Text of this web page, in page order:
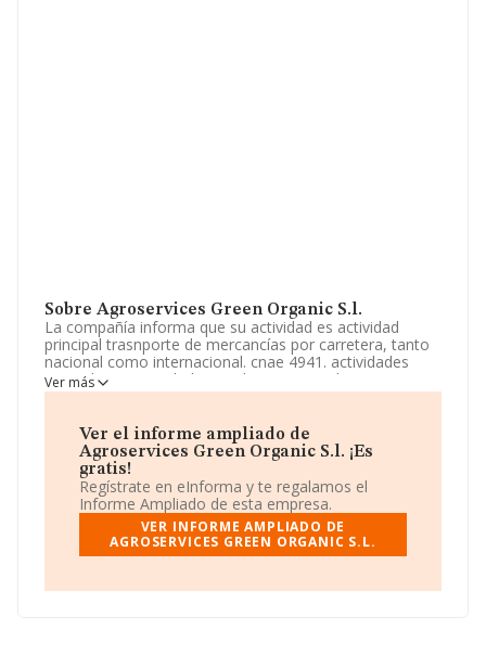
Sobre Agroservices Green Organic S.l.
La compañía informa que su actividad es actividad
principal trasnporte de mercancías por carretera, tanto
nacional como internacional. cnae 4941. actividades
secundarias actividades auxiliares y complementarias
del transporte etc. La sociedad está inscrita en el
actividad CNAE es 'Actividades de apoyo a la agricultura'
con código 0161. La empresa no tiene actividad en
mercados exteriores.
Ha contado con el mismo número de empleados y
según las cifras existentes en la base de datos de
INFORMA, el número de empleados ha estado por
encima de la media de sector.
Dentro del ranking de empresas elaborado por
Ver más
Ver el informe ampliado de
Agroservices Green Organic S.l. ¡Es
gratis!
Regístrate en eInforma y te regalamos el
Informe Ampliado de esta empresa.
VER INFORME AMPLIADO DE
AGROSERVICES GREEN ORGANIC S.L.